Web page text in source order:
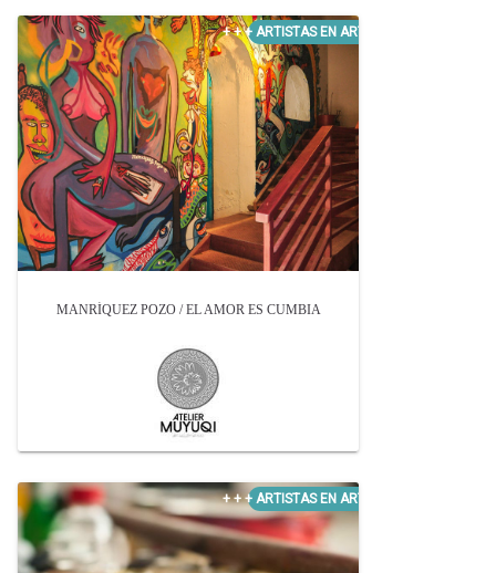
MANRÍQUEZ POZO / EL AMOR ES CUMBIA